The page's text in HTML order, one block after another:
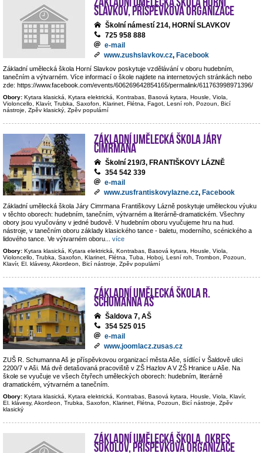
Slavkov, příspěvková organizace
Školní námestí 214, HORNÍ SLAVKOV
725 958 888
e-mail
www.zushslavkov.cz, Facebook
Základní umělecká škola Horní Slavkov poskytuje vzdělávání v oboru hudebním,
tanečním a výtvarném. Více informací o škole najdete na internetových stránkách nebo
zde: https://www.facebook.com/events/606269642854165/permalink/611763998971396/
Obory: Kytara klasická, Kytara elektrická, Kontrabas, Basová kytara, Housle, Viola,
Violoncello, Klavír, Trubka, Saxofon, Klarinet, Flétna, Fagot, Lesní roh, Pozoun, Bicí
nástroje, Zpěv klasický, Zpěv populární
Základní umělecká škola Járy
Cimrmana
Školní 219/3, FRANTIŠKOVY LÁZNĚ
354 542 339
e-mail
www.zusfrantiskovylazne.cz, Facebook
Základní umělecká škola Járy Cimrmana Františkovy Lázně poskytuje uměleckou výuku
v těchto oborech: hudebním, tanečním, výtvarném a literárně-dramatickém. Všechny
obory jsou vyučovány v jedné budově. V hudebním oboru vyučujeme hru na hud.
nástroje, v tanečním oboru základy klasického tance - baletu, moderního, scénického a
lidového tance. Ve výtvarném oboru
více
Obory: Kytara klasická, Kytara elektrická, Kontrabas, Basová kytara, Housle, Viola,
Violoncello, Trubka, Saxofon, Klarinet, Flétna, Tuba, Hoboj, Lesní roh, Trombon, Pozoun,
Klavír, El. klávesy, Akordeon, Bicí nástroje, Zpěv populární
Základní umělecká škola R.
Schumanna Aš
Šaldova 7, AŠ
354 525 015
e-mail
www.joomlacz.zusas.cz
ZUŠ R. Schumanna Aš je příspěvkovou organizací města Aše, sídlící v Šaldově ulici
2200/7 v Aši. Má dvě detašovaná pracoviště v ZŠ Hazlov A V ZŠ Hranice u Aše. Na
škole se vyučuje ve všech čtyřech uměleckých oborech: hudebním, literárně
dramatickém, výtvarném a tanečním.
Obory: Kytara klasická, Kytara elektrická, Kontrabas, Basová kytara, Housle, Viola, Klavír,
El. klávesy, Akordeon, Trubka, Saxofon, Klarinet, Flétna, Pozoun, Bicí nástroje, Zpěv
klasický
Základní umělecká škola, okres
Sokolov, příspěvková organizace